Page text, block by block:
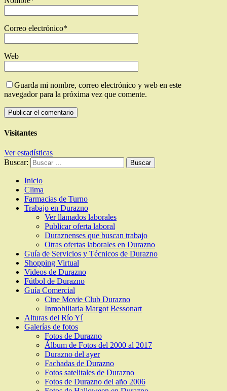
Correo electrónico*
Web
Guarda mi nombre, correo electrónico y web en este
navegador para la próxima vez que comente.
Visitantes
Ver estadísticas
Buscar:
Inicio
Clima
Farmacias de Turno
Trabajo en Durazno
Ver llamados laborales
Publicar oferta laboral
Duraznenses que buscan trabajo
Otras ofertas laborales en Durazno
Guía de Servicios y Técnicos de Durazno
Shopping Virtual
Videos de Durazno
Fútbol de Durazno
Guía Comercial
Cine Movie Club Durazno
Inmobiliaria Margot Bessonart
Alturas del Río Yí
Galerías de fotos
Fotos de Durazno
Álbum de Fotos del 2000 al 2017
Durazno del ayer
Fachadas de Durazno
Fotos satelitales de Durazno
Fotos de Durazno del año 2006